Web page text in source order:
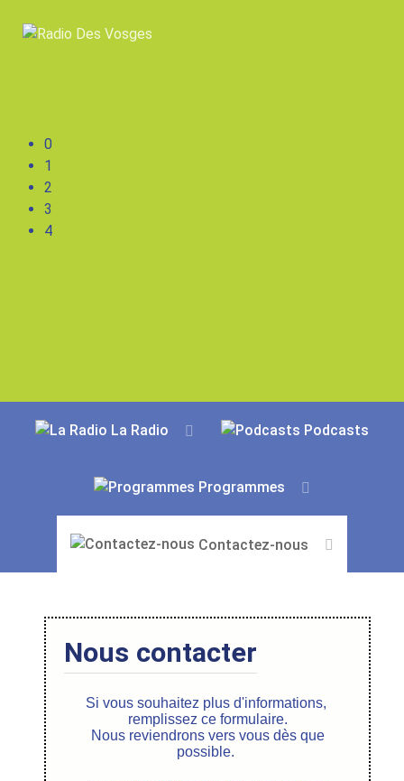
0
1
2
3
4
La Radio Podcasts
Programmes
Contactez-nous
Nous contacter
Si vous souhaitez plus d'informations,
remplissez ce formulaire.
Nous reviendrons vers vous dès que
possible.